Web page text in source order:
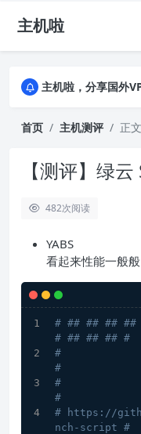
主机啦
主机啦，分享国外VPS、国外云服务器、国外独立
主机啦，分享国外VPS、国外云服务器、国外独立
首页 主机测评 正文
【测评】绿
482次阅读
YABS
看起来性能一般般
# ## ## ##
# ## ## ## #
#
#
#
#
# https://
nch-script #